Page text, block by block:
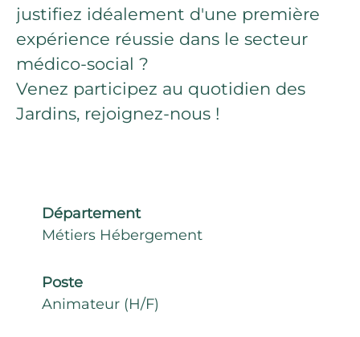
justifiez idéalement d'une première
expérience réussie dans le secteur
médico-social ?
Venez participez au quotidien des
Jardins, rejoignez-nous !
Département
Métiers Hébergement
Poste
Animateur (H/F)